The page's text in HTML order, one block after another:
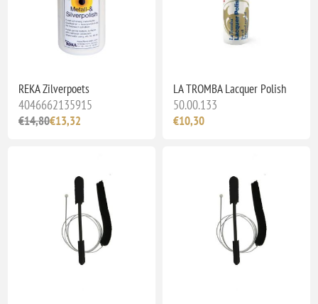
REKA Zilverpoets
4046662135915
€14,80€13,32
LA TROMBA Lacquer Polish
50.00.133
€10,30